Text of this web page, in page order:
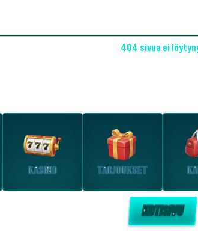
404 sivua ei
KASINO TARJOUKSET
KOTISIVU